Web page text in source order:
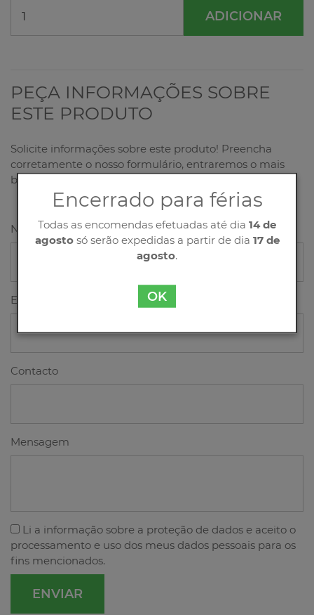
ADICIONAR
PEÇA INFORMAÇÕES SOBRE
ESTE PRODUTO
Solicite informações sobre este produto! Preencha
corretamente o nosso formulário, entraremos o mais
breve possível em contacto consigo!
Nome
Email
Contacto
Mensagem
Li a informação sobre a proteção de dados e aceito o
processamento e uso dos meus dados pessoais para os
fins mencionados.
Encerrado para férias
Todas as encomendas efetuadas até dia 14 de
agostosó serão expedidas a partir de dia 17 de
agosto.
OK